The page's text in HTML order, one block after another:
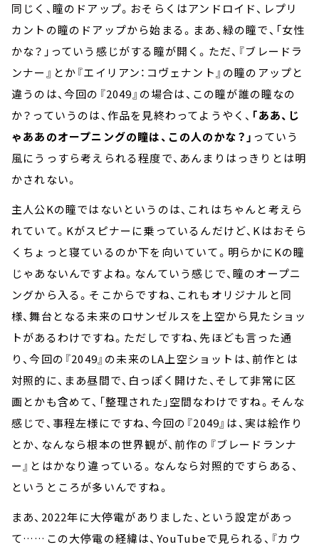
同じく、瞳のドアップ。おそらくはアンドロイド、レプリ
カントの瞳のドアップから始まる。まあ、緑の瞳で、「女性
かな？」っていう感じがする瞳が開く。ただ、『ブレードラ
ンナー』とか『エイリアン：コヴェナント』の瞳のアップと
違うのは、今回の『2049』の場合は、この瞳が誰の瞳なの
か？っていうのは、作品を見終わってようやく、 「ああ、じ
ゃああのオープニングの瞳は、この人のかな？」 っていう
風にうっすら考えられる程度で、あんまりはっきりとは明
かされない。
主人公Kの瞳ではないというのは、これはちゃんと考えら
れていて。Kがスピナーに乗っているんだけど、Kはおそら
くちょっと寝ているのか下を向いていて。明らかにKの瞳
じゃあないんですよね。なんていう感じで、瞳のオープニ
ングから入る。そこからですね、これもオリジナルと同
様、舞台となる未来のロサンゼルスを上空から見たショッ
トがあるわけですね。ただしですね、先ほども言った通
り、今回の『2049』の未来のLA上空ショットは、前作とは
対照的に、まあ昼間で、白っぽく開けた、そして非常に区
画とかも含めて、「整理された」空間なわけですね。そんな
感じで、事程左様にですね、今回の『2049』は、実は絵作り
とか、なんなら根本の世界観が、前作の『ブレードランナ
ー』とはかなり違っている。なんなら対照的ですらある、
というところが多いんですね。
まあ、2022年に大停電がありました、という設定があっ
て……この大停電の経緯は、YouTubeで見られる、『カウ